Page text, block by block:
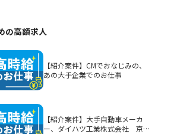
の高額求人
【紹介案件】CMでおなじみの、
あの大手企業でのお仕事
【紹介案件】大手自動車メーカ
ー、ダイハツ工業株式会社 京都